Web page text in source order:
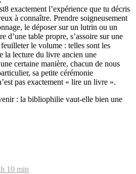
exactement l’expérience que tu décris
à connaître. Prendre soigneusement
le déposer sur un lutrin ou un
d’une table propre, s’assoire sur une
le volume : telles sont les
la lecture du livre ancien une
certaine manière, chacun de nous
sa petite cérémonie
pas exactement « lire un livre ».
: la bibliophilie vaut-elle bien une
10 min